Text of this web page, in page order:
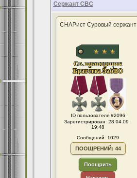
Сержант СВС
СНАРист Суровый сержант
ID пользователя #2096
Зарегистрирован: 28.04.09 :
19:48
Сообщений: 1029
ПООЩРЕНИЙ: 44
Поощрить